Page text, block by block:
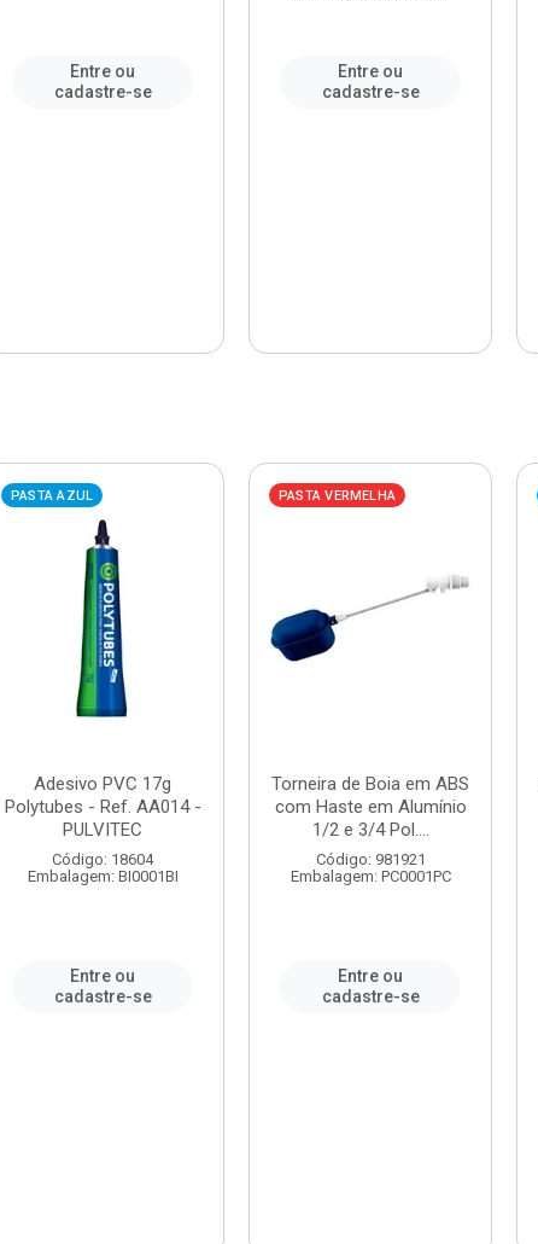
Entre ou
cadastre-se
Entre ou
cadastre-se
PASTA AZUL
Adesivo PVC 17g
Polytubes - Ref. AA014 -
PULVITEC
Código: 18604
Embalagem: BI0001BI
Entre ou
cadastre-se
PASTA VERMELHA
Torneira de Boia em ABS
com Haste em Alumínio
1/2 e 3/4 Pol....
Código: 981921
Embalagem: PC0001PC
Entre ou
cadastre-se